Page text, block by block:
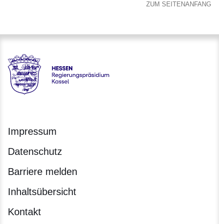
ZUM SEITENANFANG
Hessen - Regierungspräsidium Kassel
Impressum
Datenschutz
Barriere melden
Inhaltsübersicht
Kontakt